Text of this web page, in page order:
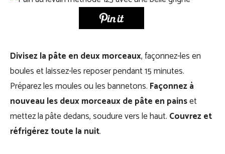
Divisez la pâte en deux morceaux, façonnez-les en
boules et laissez-les reposer pendant 15 minutes.
Préparez les moules ou les bannetons. Façonnez à
nouveau les deux morceaux de pâte en painset
mettez la pâte dedans, soudure vers le haut. Couvrez et
réfrigérez toute la nuit.